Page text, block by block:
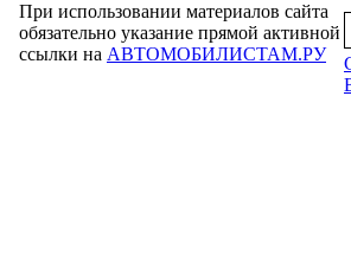
При использовании материалов сайта
обязательно указание прямой активной
ссылки на АВТОМОБИЛИСТАМ.РУ